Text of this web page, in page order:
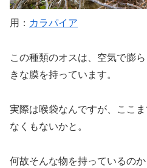
用： カラパイア
この種類のオスは、空気で膨
きな膜を持っています。
実際は喉袋なんですが、ここ
なくもないかと。
何故そんな物を持っているのか